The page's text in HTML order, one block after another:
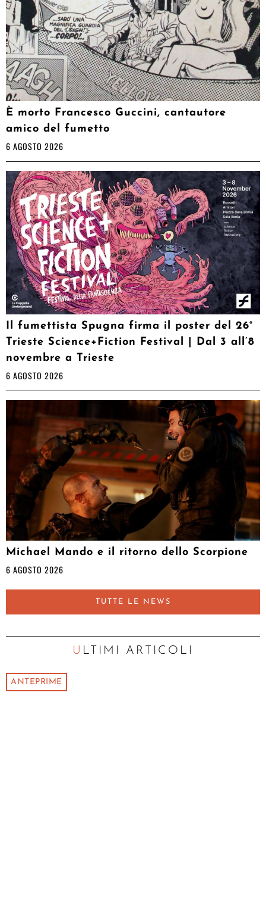
È morto Francesco Guccini, cantautore
amico del fumetto
6 AGOSTO 2026
Il fumettista Spugna firma il poster del 26°
Trieste Science+Fiction Festival | Dal 3 all’8
novembre a Trieste
6 AGOSTO 2026
Michael Mando e il ritorno dello Scorpione
6 AGOSTO 2026
TUTTE LE NEWS
ULTIMI ARTICOLI
ANTEPRIME